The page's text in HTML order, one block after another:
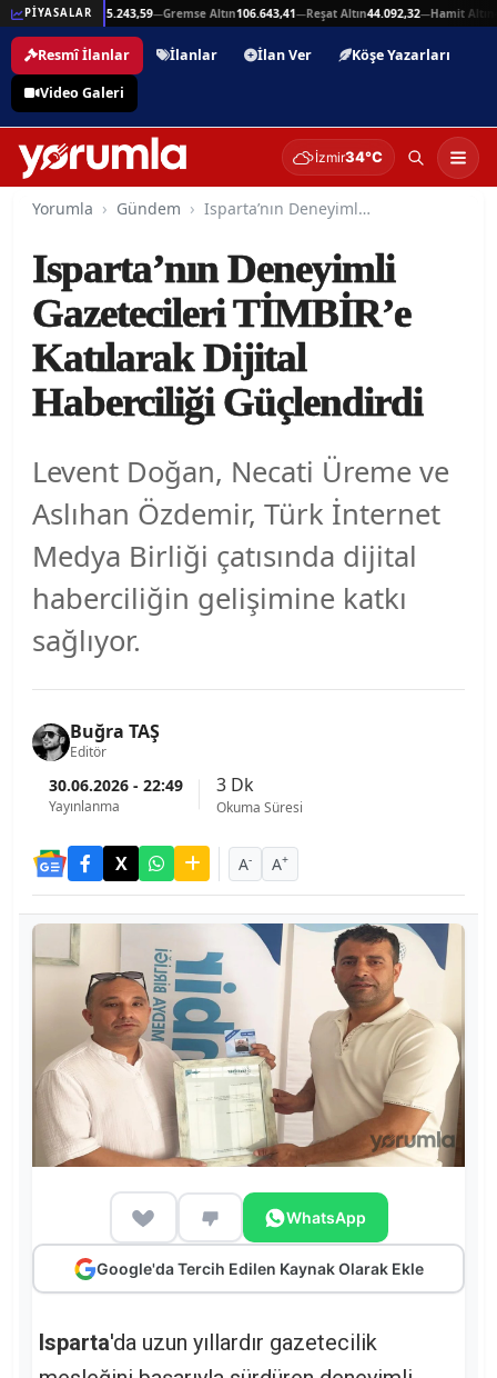
PİYASALAR
—Beşli Altın215.243,59—Gremse Altın106.643,41—Reşat Altın44.092,32—Hamit Altın
Resmî İlanlar İlanlar İlan Ver
Köşe Yazarları
Video Galeri
İzmir34°C
Yorumla Gündem Isparta’nın Deneyimli Gazetecileri TİMBİR’e Katılarak Dijital Haberciliği Güçlendirdi
Isparta’nın Deneyimli
Gazetecileri TİMBİR’e
Katılarak Dijital
Haberciliği Güçlendirdi
Levent Doğan, Necati Üreme ve
Aslıhan Özdemir, Türk İnternet
Medya Birliği çatısında dijital
haberciliğin gelişimine katkı
sağlıyor.
Buğra TAŞ
Editör
30.06.2026 - 22:49
Yayınlanma
3 Dk
Okuma Süresi
A- A+
WhatsApp
Google'da Tercih Edilen Kaynak Olarak Ekle
Isparta'da uzun yıllardır gazetecilik